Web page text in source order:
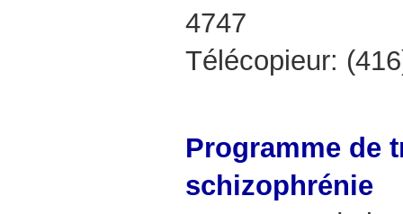
4747
Télécopieur:
Programme de
schizophrénie